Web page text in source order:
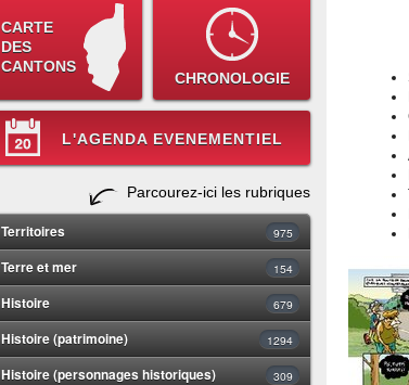
CARTE
DES
CANTONS
CHRONOLOGIE
L'AGENDA EVENEMENTIEL
Parcourez-ici les rubriques
Territoires 975
Terre et mer 154
Histoire 679
Histoire (patrimoine) 1294
Histoire (personnages historiques) 309